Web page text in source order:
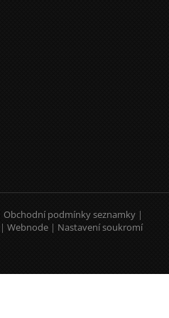
Obchodní podmínky seznamky |
| Webnode | Nastavení soukromí